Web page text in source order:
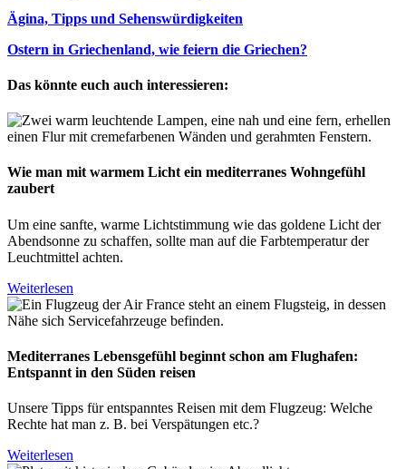
Ägina, Tipps und Sehenswürdigkeiten
Ostern in Griechenland, wie feiern die Griechen?
Das könnte euch auch interessieren:
Wie man mit warmem Licht ein mediterranes Wohngefühl
zaubert
Um eine sanfte, warme Lichtstimmung wie das goldene Licht der
Abendsonne zu schaffen, sollte man auf die Farbtemperatur der
Leuchtmittel achten.
Weiterlesen
Mediterranes Lebensgefühl beginnt schon am Flughafen:
Entspannt in den Süden reisen
Unsere Tipps für entspanntes Reisen mit dem Flugzeug: Welche
Rechte hat man z. B. bei Verspätungen etc.?
Weiterlesen